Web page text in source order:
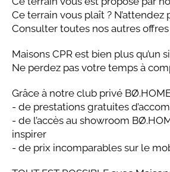
Ce terrain vous plaît ?
Consulter toutes nos autres
Maisons CPR est bien plus qu’un
Ne perdez pas votre temps à
Grâce à notre club privé
- de prestations gratuites
- de l’accès au showroom
inspirer
- de prix incomparables sur le